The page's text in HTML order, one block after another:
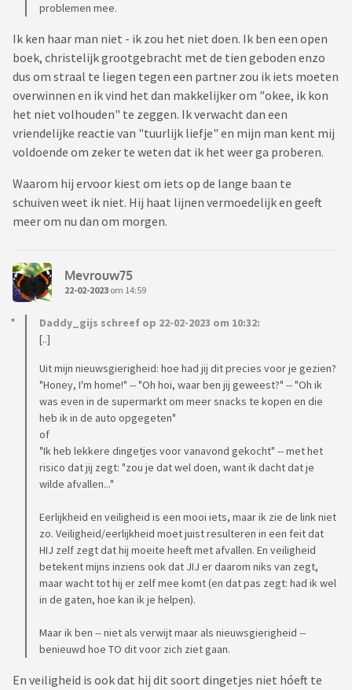
problemen mee.
Ik ken haar man niet - ik zou het niet doen. Ik ben een open
boek, christelijk grootgebracht met de tien geboden enzo
dus om straal te liegen tegen een partner zou ik iets moeten
overwinnen en ik vind het dan makkelijker om "okee, ik kon
het niet volhouden" te zeggen. Ik verwacht dan een
vriendelijke reactie van "tuurlijk liefje" en mijn man kent mij
voldoende om zeker te weten dat ik het weer ga proberen.
Waarom hij ervoor kiest om iets op de lange baan te
schuiven weet ik niet. Hij haat lijnen vermoedelijk en geeft
meer om nu dan om morgen.
Mevrouw75
22-02-2023 om 14:59
Daddy_gijs schreef op 22-02-2023 om 10:32:
[..]
Uit mijn nieuwsgierigheid: hoe had jij dit precies voor je gezien?
"Honey, I'm home!" -- "Oh hoi, waar ben jij geweest?" -- "Oh ik
was even in de supermarkt om meer snacks te kopen en die
heb ik in de auto opgegeten"
of
"Ik heb lekkere dingetjes voor vanavond gekocht" -- met het
risico dat jij zegt: "zou je dat wel doen, want ik dacht dat je
wilde afvallen..."
Eerlijkheid en veiligheid is een mooi iets, maar ik zie de link niet
zo. Veiligheid/eerlijkheid moet juist resulteren in een feit dat
HIJ zelf zegt dat hij moeite heeft met afvallen. En veiligheid
betekent mijns inziens ook dat JIJ er daarom niks van zegt,
maar wacht tot hij er zelf mee komt (en dat pas zegt: had ik wel
in de gaten, hoe kan ik je helpen).
Maar ik ben -- niet als verwijt maar als nieuwsgierigheid --
benieuwd hoe TO dit voor zich ziet gaan.
En veiligheid is ook dat hij dit soort dingetjes niet hóeft te